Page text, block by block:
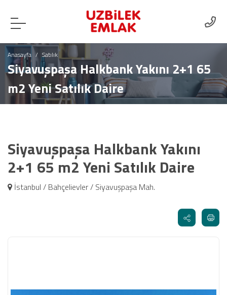
Anasayfa Satılık
Siyavuşpaşa Halkbank Yakını 2+1 65
m2 Yeni Satılık Daire
Siyavuşpaşa Halkbank Yakını
2+1 65 m2 Yeni Satılık Daire
İstanbul / Bahçelievler / Siyavuşpaşa Mah.